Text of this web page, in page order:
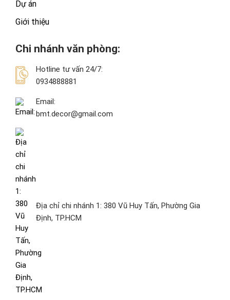
Dự án
Giới thiệu
Chi nhánh văn phòng:
Hotline tư vấn 24/7:
0934888881
Email:
bmt.decor@gmail.com
Địa chỉ chi nhánh 1: 380 Vũ Huy Tấn, Phường Gia
Định, TP.HCM